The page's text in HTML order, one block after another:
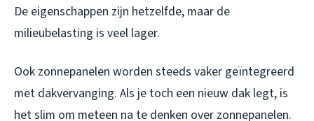
De eigenschappen zijn hetzelfde, maar de
milieubelasting is veel lager.
Ook zonnepanelen worden steeds vaker geïntegreerd
met dakvervanging. Als je toch een nieuw dak legt, is
het slim om meteen na te denken over zonnepanelen.